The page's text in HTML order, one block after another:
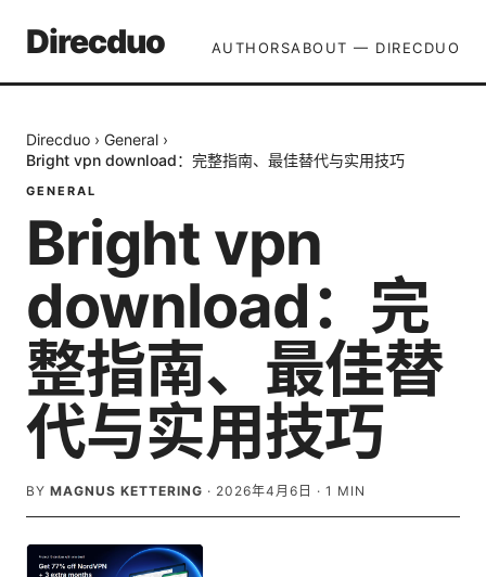
Direcduo AUTHORSABOUT — DIRECDUO
Direcduo › General ›
Bright vpn download：完整指南、最佳替代与实用技巧
GENERAL
Bright vpn
download：完
整指南、最佳替
代与实用技巧
BY MAGNUS KETTERING · 2026年4月6日 · 1 MIN